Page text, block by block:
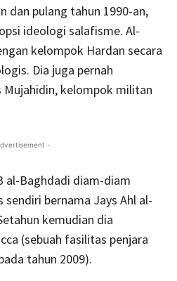
dan pulang tahun 1990-an,
ideologi salafisme. Al-
kelompok Hardan secara
Dia juga pernah
Mujahidin, kelompok militan
-
al-Baghdadi diam-diam
bernama Jays Ahl al-
kemudian dia
(sebuah fasilitas penjara
tahun 2009).